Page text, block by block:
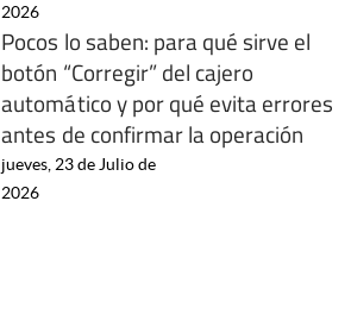
2026
Pocos lo saben: para qué sirve el
botón “Corregir” del cajero
automático y por qué evita errores
antes de confirmar la operación
jueves, 23 de Julio de
2026